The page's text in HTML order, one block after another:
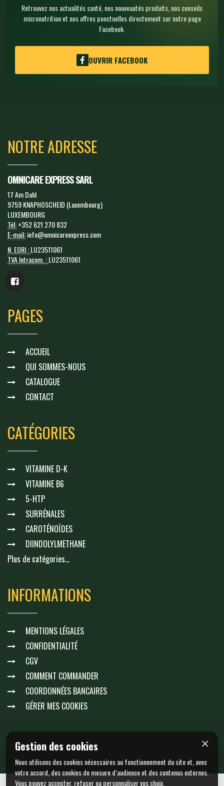
Retrouvez nos actualités santé, nos nouveautés produits, nos conseils
micronutrition et nos offres ponctuelles directement sur notre page
Facebook.
OUVRIR FACEBOOK
NOTRE ADRESSE
OMNICARE EXPRESS SARL
17 Am Dahl
9759 KNAPHOSCHEID (Luxembourg)
LUXEMBOURG
Tél:+352 621 270 832
E-mail:info@omnicareexpress.com
N. EORI :LU23511061
TVA Intracom. :LU23511061
PAGES
ACCUEIL
QUI SOMMES-NOUS
CATALOGUE
CONTACT
CATÉGORIES
VITAMINE D-K
VITAMINE B6
5-HTP
SURRÉNALES
CAROTÉNOÏDES
DIINDOLYLMETHANE
Plus de catégories...
INFORMATIONS
MENTIONS LÉGALES
CONFIDENTIALITÉ
CGV
COMMENT COMMANDER
COORDONNÉES BANCAIRES
GÉRER MES COOKIES
×
Gestion des cookies
Nous utilisons des cookies nécessaires au fonctionnement du site et, avec
votre accord, des cookies de mesure d’audience et des contenus externes.
Vous pouvez accepter, refuser ou personnaliser vos choix.